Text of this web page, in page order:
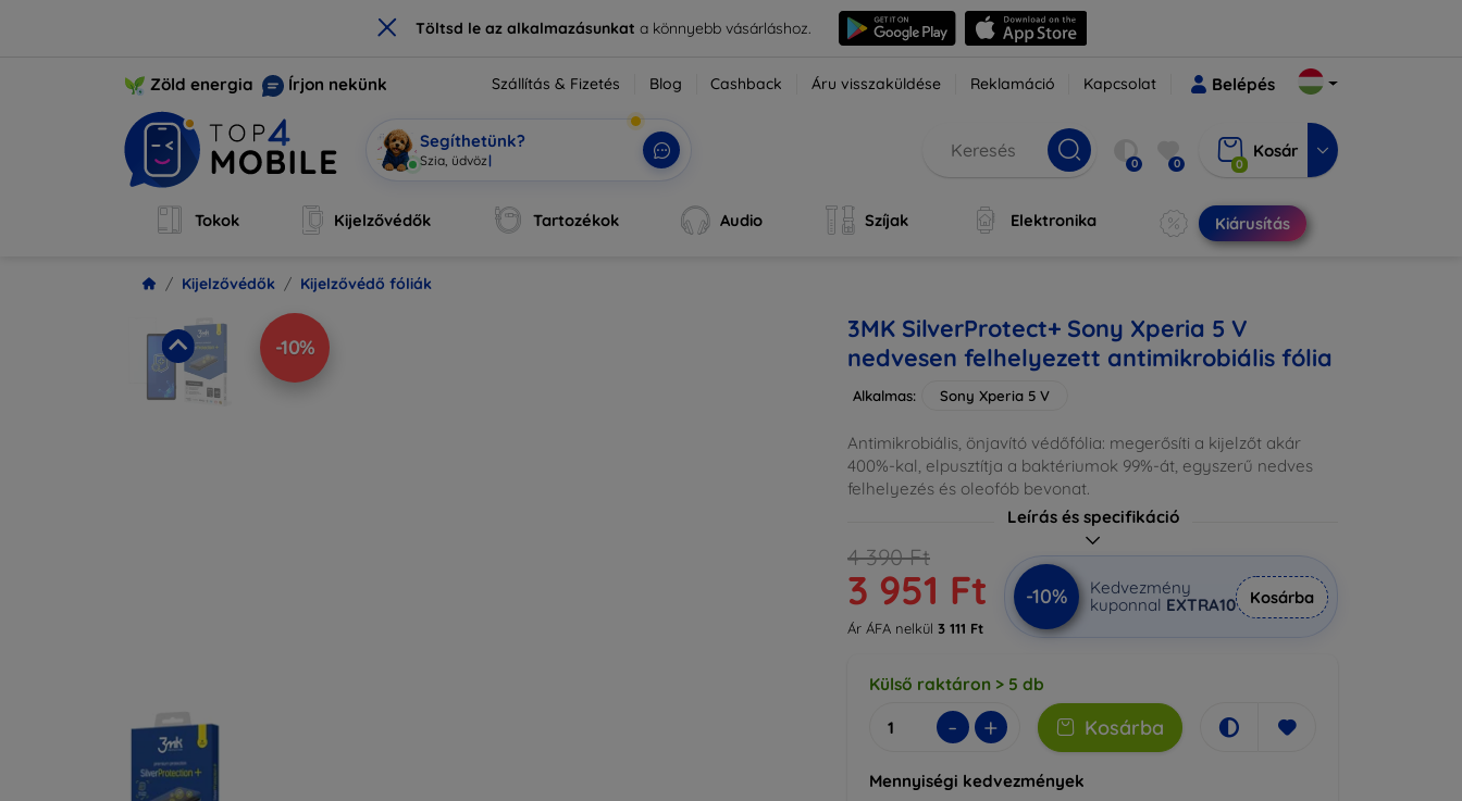
× Töltsd le az alkalmazásunkata könnyebb vásárláshoz.
Zöld energia Írjon nekünk Szállítás & Fizetés Blog Cashback Áru visszaküldése Reklamáció Kapcsolat Belépés
Segíthetünk?
Mobi vagyok, 0 0 0
Kosár
Tokok Kijelzővédők Tartozékok Audio Szíjak Elektronika Kiárusítás
Kijelzővédők Kijelzővédő fóliák
-10%
3MK SilverProtect+ Sony Xperia 5 V
nedvesen felhelyezett antimikrobiális fólia
Alkalmas: Sony Xperia 5 V
Antimikrobiális, önjavító védőfólia: megerősíti a kijelzőt akár
400%-kal, elpusztítja a baktériumok 99%-át, egyszerű nedves
felhelyezés és oleofób bevonat.
Leírás és specifikáció
4 390 Ft
3 951 Ft
Ár ÁFA nelkül 3 111 Ft
-10%
Kedvezmény
kuponnal EXTRA10 Kosárba
Külső raktáron > 5 db
- + Kosárba
Mennyiségi kedvezmények